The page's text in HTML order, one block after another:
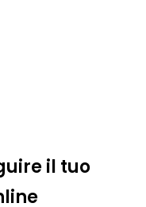
il tuo